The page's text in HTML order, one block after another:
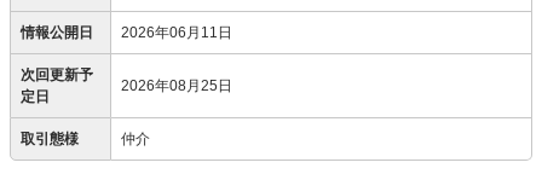
情報公開日 2026年06月11日
次回更新予
定日
2026年08月25日
取引態様 仲介